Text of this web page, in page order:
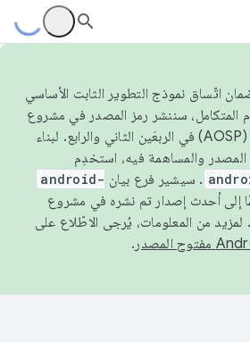
من عام 2026، ولضمان اتّساق نموذج التطوير الثابت الأساسي
المتكامل، سننشر رمز المصدر في مشروع
Android مفتوح المصدر (AOSP) في الربعَين الثاني والرابع. لبناء
. سيشير فرع بيان android-
إلى أحدث إصدار تم نشره في مشروع
.